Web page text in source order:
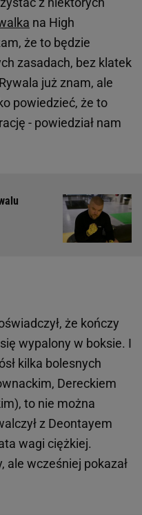
na High
że to będzie
zasadach, bez klatek
już znam, ale
powiedzieć, że to
- powiedział nam
że kończy
wypalony w boksie. I
kilka bolesnych
Dereckiem
to nie można
z Deontayem
wagi ciężkiej.
ale wcześniej pokazał